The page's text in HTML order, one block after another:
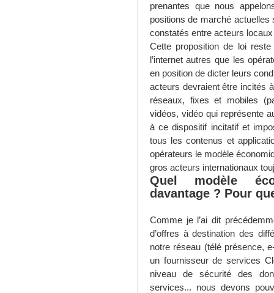
prenantes que nous
positions de marché
constatés entre acteurs
Cette proposition de loi
l’internet autres que les
en position de dicter leurs
acteurs devraient être incités
réseaux, fixes et mobiles
vidéos, vidéo qui représente
à ce dispositif incitatif et
tous les contenus et
opérateurs le modèle
gros acteurs internationaux
Quel modèle
davantage ? Pour
Comme je l’ai dit
d’offres à destination des
notre réseau (télé présence,
un fournisseur de services
niveau de sécurité des
services... nous devons